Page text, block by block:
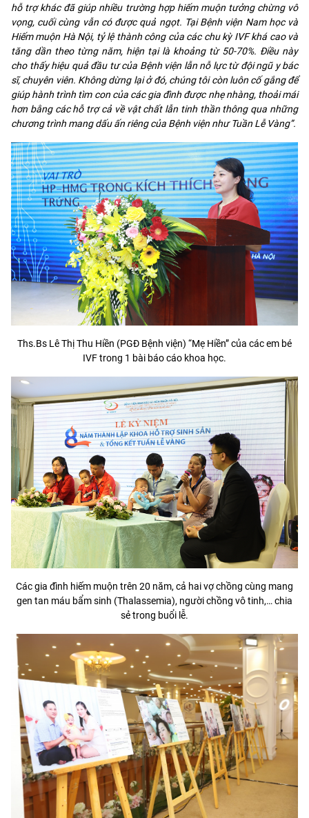
hỗ trợ khác đã giúp nhiều trường hợp hiếm muộn tưởng chừng vô
vọng, cuối cùng vẫn có được quả ngọt. Tại Bệnh viện Nam học và
Hiếm muộn Hà Nội, tỷ lệ thành công của các chu kỳ IVF khá cao và
tăng dần theo từng năm, hiện tại là khoảng từ 50-70%. Điều này
cho thấy hiệu quả đầu tư của Bệnh viện lẫn nỗ lực từ đội ngũ y bác
sĩ, chuyên viên. Không dừng lại ở đó, chúng tôi còn luôn cố gắng để
giúp hành trình tìm con của các gia đình được nhẹ nhàng, thoải mái
hơn bằng các hỗ trợ cả về vật chất lẫn tinh thần thông qua những
chương trình mang dấu ấn riêng của Bệnh viện như Tuần Lễ Vàng”.
Ths.Bs Lê Thị Thu Hiền (PGĐ Bệnh viện) “Mẹ Hiền” của các em bé
IVF trong 1 bài báo cáo khoa học.
Các gia đình hiếm muộn trên 20 năm, cả hai vợ chồng cùng mang
gen tan máu bẩm sinh (Thalassemia), người chồng vô tinh,… chia
sẻ trong buổi lễ.